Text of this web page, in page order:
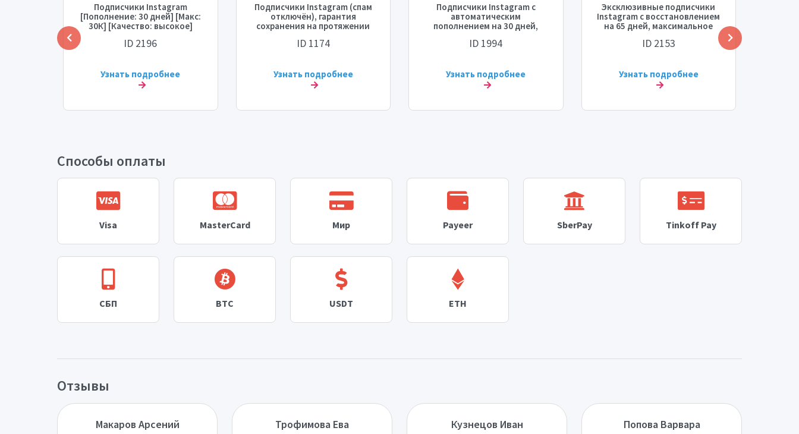
Подписчики Instagram
[Пополнение: 30 дней] [Макс:
30К] [Качество: высокое]
[Время старта: 1 час]
[Скорость: 3К в день] ♻️
ID 2196
Узнать подробнее
Подписчики Instagram (спам
отключён), гарантия
сохранения на протяжении
количество - 5 млн., начало
до 300 тыс. в день
ID 1174
Узнать подробнее
Подписчики Instagram с
автоматическим
пополнением на 30 дней,
старта 0 - 2 часа, скорость
ID 1994
Узнать подробнее
Эксклюзивные подписчики
Instagram с восстановлением
на 65 дней, максимальное
пользователя и 5.9K на
ID 2153
Узнать подробнее
Способы оплаты
Visa MasterCard Мир Payeer SberPay Tinkoff Pay
СБП BTC USDT ETH
Отзывы
Макаров Арсений Трофимова Ева Кузнецов Иван Попова Варвара